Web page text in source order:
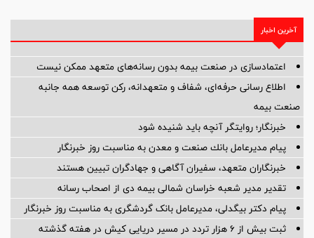
آخرین اخبار
اعتمادسازی در صنعت بیمه بدون رسانه‌های متعهد ممکن نیست
اطلاع رسانی حرفه‌ای، شفاف و متعهدانه، رکن توسعه همه جانبه
صنعت بیمه
خبرنگار؛ روایتگر آنچه باید شنیده شود
پیام مدیرعامل بانك صنعت و معدن به مناسبت روز خبرنگار
خبرنگاران متعهد، سفیران آگاهی و جهادگران تبیین هستند
تقدیر مدیر شعبه خراسان شمالی بیمه دی از اصحاب رسانه
پیام دکتر بیگدلی، مدیرعامل بانک گردشگری به مناسبت روز خبرنگار
ثبت بیش از ۶ هزار تردد در مسیر دریایی کیش در هفته گذشته